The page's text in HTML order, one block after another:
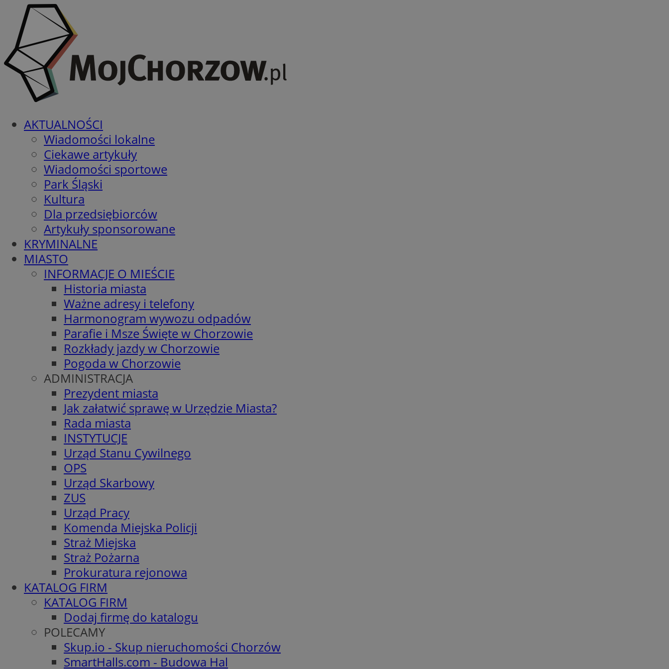
AKTUALNOŚCI
Wiadomości lokalne
Ciekawe artykuły
Wiadomości sportowe
Park Śląski
Kultura
Dla przedsiębiorców
Artykuły sponsorowane
KRYMINALNE
MIASTO
INFORMACJE O MIEŚCIE
Historia miasta
Ważne adresy i telefony
Harmonogram wywozu odpadów
Parafie i Msze Święte w Chorzowie
Rozkłady jazdy w Chorzowie
Pogoda w Chorzowie
ADMINISTRACJA
Prezydent miasta
Jak załatwić sprawę w Urzędzie Miasta?
Rada miasta
INSTYTUCJE
Urząd Stanu Cywilnego
OPS
Urząd Skarbowy
ZUS
Urząd Pracy
Komenda Miejska Policji
Straż Miejska
Straż Pożarna
Prokuratura rejonowa
KATALOG FIRM
KATALOG FIRM
Dodaj firmę do katalogu
POLECAMY
Skup.io - Skup nieruchomości Chorzów
SmartHalls.com - Budowa Hal